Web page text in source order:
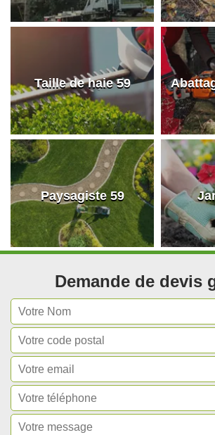
Taille de haie 59
Paysagiste 59
Demande de devis